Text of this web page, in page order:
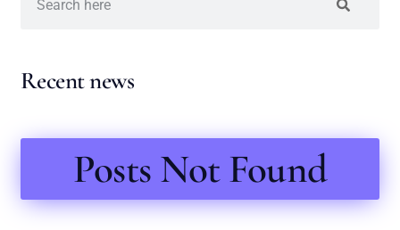
Recent news
Posts Not Found